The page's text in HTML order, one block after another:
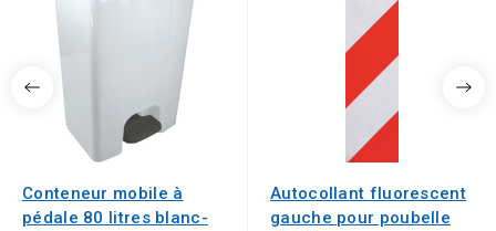
Conteneur mobile à
pédale 80 litres blanc-
Autocollant fluorescent
gauche pour poubelle